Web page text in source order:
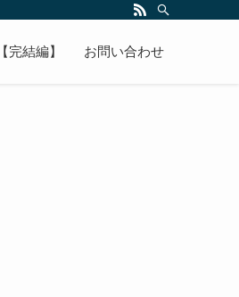
結編】 お問い合わせ